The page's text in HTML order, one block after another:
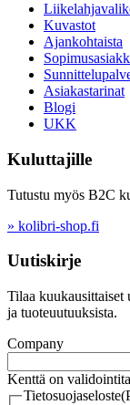
Kuvastot
Ajankohtaista
Asiakastarinat
Blogi
UKK
Kuluttajille
Tutustu myös B2C
» kolibri-shop.fi
Uutiskirje
Tilaa kuukausittaiset
ja tuoteuutuuksista.
Company
Kenttä on
Tietosuojaseloste